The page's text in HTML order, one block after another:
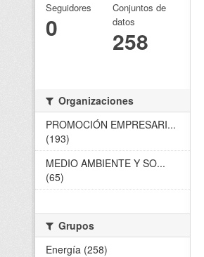
Seguidores
0
Conjuntos de
datos
258
Organizaciones
PROMOCIÓN EMPRESARI...
(193)
MEDIO AMBIENTE Y SO...
(65)
Grupos
Energía (258)